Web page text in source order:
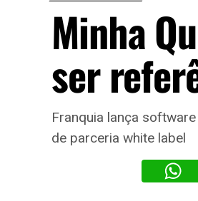
Minha
ser
Franquia lança
de parceria white label